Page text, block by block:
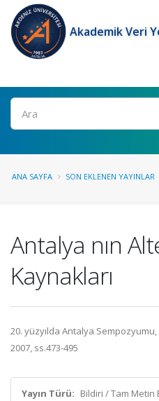
Akademik Veri
Ara
ANA SAYFA SON EKLENEN YAYINLAR
Antalya nın
Kaynakları
20. yüzyılda Antalya Sempozyumu,
2007, ss.473-495
Yayın Türü: Bildiri / Tam Metin